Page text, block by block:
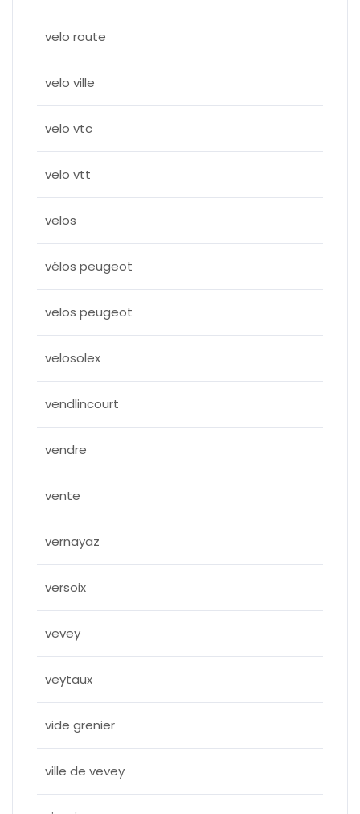
velo route
velo ville
velo vtc
velo vtt
velos
vélos peugeot
velos peugeot
velosolex
vendlincourt
vendre
vente
vernayaz
versoix
vevey
veytaux
vide grenier
ville de vevey